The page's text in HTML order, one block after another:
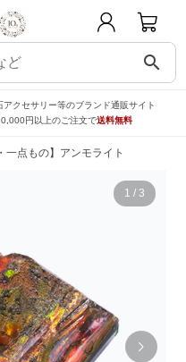
search
クセサリー等のブランド通販サイト
円以上のご注文で送料無料
一点もの】アンモライト
1 / 3